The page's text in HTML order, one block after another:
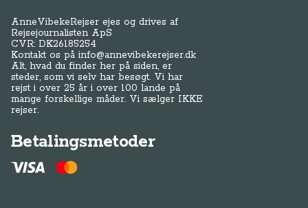
AnneVibekeRejser ejes og drives af
Rejsejournalisten ApS
CVR: DK26185254
Kontakt os påinfo@annevibekerejser.dk
Alt, hvad du finder her på siden, er
steder, som vi selv har besøgt. Vi har
rejst i over 25 år i over 100 lande på
mange forskellige måder. Vi sælger IKKE
rejser.
Betalingsmetoder